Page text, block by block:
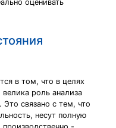
оценивать
в том, что в целях
роль анализа
Это связано с тем, что
несут полную